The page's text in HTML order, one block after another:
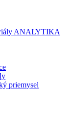
ANALYTIKA
priemysel